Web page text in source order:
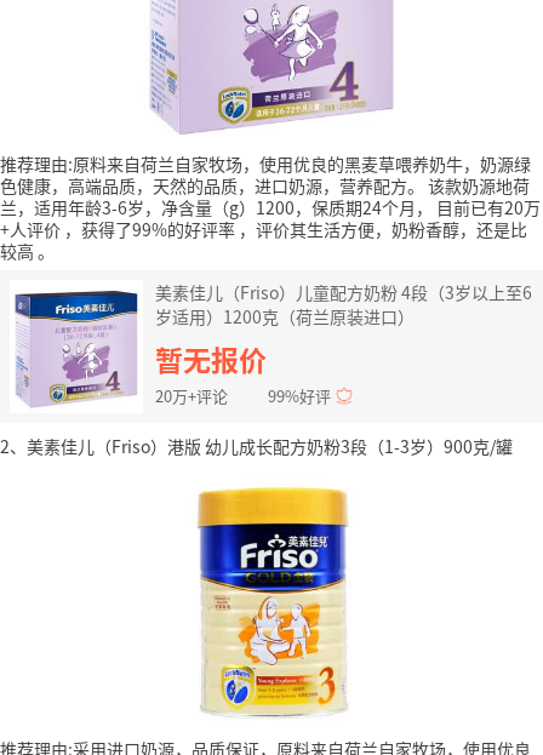
推荐理由:原料来自荷兰自家牧场，使用优良的黑麦草喂养奶牛，奶源绿
色健康，高端品质，天然的品质，进口奶源，营养配方。 该款奶源地荷
兰，适用年龄3-6岁，净含量（g）1200，保质期24个月，
目前已有20万
+人评价 ，获得了99%的好评率 ，评价其生活方便，奶粉香醇，还是比
较高 。
美素佳儿（Friso）儿童配方奶粉 4段（3岁以上至6
岁适用）1200克（荷兰原装进口）
暂无报价
20万+评论 99%好评
2、美素佳儿（Friso）港版 幼儿成长配方奶粉3段（1-3岁）900克/罐
推荐理由:采用进口奶源，品质保证，原料来自荷兰自家牧场，使用优良